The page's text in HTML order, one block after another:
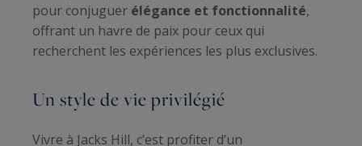
pour conjuguer élégance et fonctionnalité,
offrant un havre de paix pour ceux qui
recherchent les expériences les plus exclusives.
Un style de vie privilégié
Vivre à Jacks Hill, c’est profiter d’un